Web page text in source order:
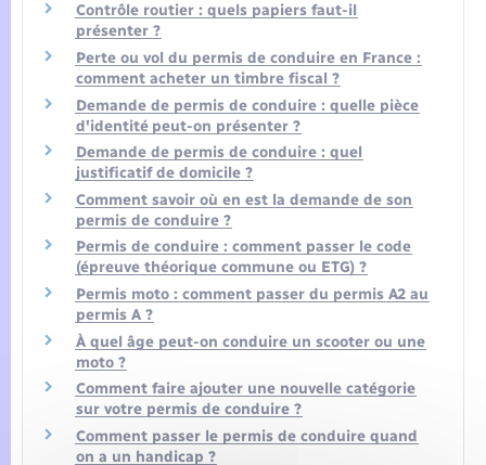
Contrôle routier : quels papiers faut-il
présenter ?
Perte ou vol du permis de conduire en France :
comment acheter un timbre fiscal ?
Demande de permis de conduire : quelle pièce
d'identité peut-on présenter ?
Demande de permis de conduire : quel
justificatif de domicile ?
Comment savoir où en est la demande de son
permis de conduire ?
Permis de conduire : comment passer le code
(épreuve théorique commune ou ETG) ?
Permis moto : comment passer du permis A2 au
permis A ?
À quel âge peut-on conduire un scooter ou une
moto ?
Comment faire ajouter une nouvelle catégorie
sur votre permis de conduire ?
Comment passer le permis de conduire quand
on a un handicap ?